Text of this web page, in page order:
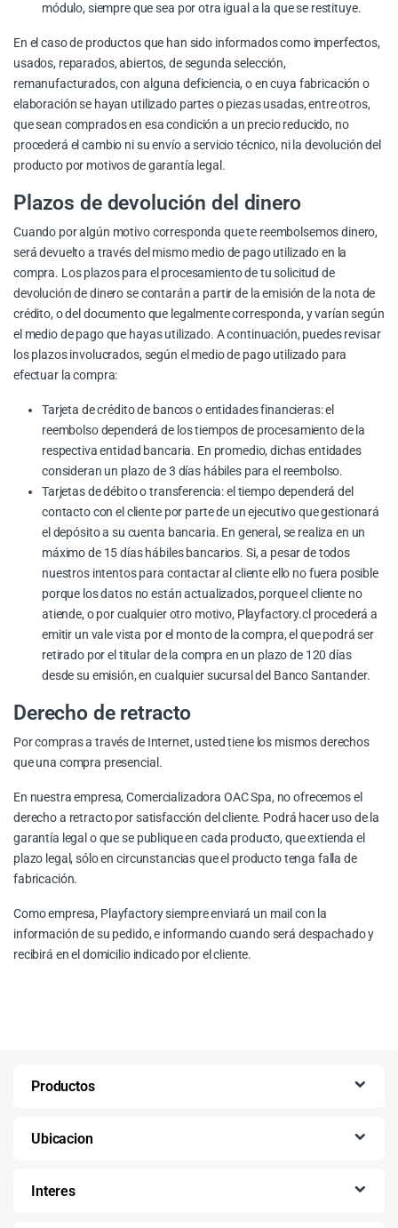
módulo, siempre que sea por otra igual a la que se restituye.
En el caso de productos que han sido informados como imperfectos,
usados, reparados, abiertos, de segunda selección,
remanufacturados, con alguna deficiencia, o en cuya fabricación o
elaboración se hayan utilizado partes o piezas usadas, entre otros,
que sean comprados en esa condición a un precio reducido, no
procederá el cambio ni su envío a servicio técnico, ni la devolución del
producto por motivos de garantía legal.
Plazos de devolución del dinero
Cuando por algún motivo corresponda que te reembolsemos dinero,
será devuelto a través del mismo medio de pago utilizado en la
compra. Los plazos para el procesamiento de tu solicitud de
devolución de dinero se contarán a partir de la emisión de la nota de
crédito, o del documento que legalmente corresponda, y varían según
el medio de pago que hayas utilizado. A continuación, puedes revisar
los plazos involucrados, según el medio de pago utilizado para
efectuar la compra:
Tarjeta de crédito de bancos o entidades financieras: el
reembolso dependerá de los tiempos de procesamiento de la
respectiva entidad bancaria. En promedio, dichas entidades
consideran un plazo de 3 días hábiles para el reembolso.
Tarjetas de débito o transferencia: el tiempo dependerá del
contacto con el cliente por parte de un ejecutivo que gestionará
el depósito a su cuenta bancaria. En general, se realiza en un
máximo de 15 días hábiles bancarios. Si, a pesar de todos
nuestros intentos para contactar al cliente ello no fuera posible
porque los datos no están actualizados, porque el cliente no
atiende, o por cualquier otro motivo, Playfactory.cl procederá a
emitir un vale vista por el monto de la compra, el que podrá ser
retirado por el titular de la compra en un plazo de 120 días
desde su emisión, en cualquier sucursal del Banco Santander.
Derecho de retracto
Por compras a través de Internet, usted tiene los mismos derechos
que una compra presencial.
En nuestra empresa, Comercializadora OAC Spa, no ofrecemos el
derecho a retracto por satisfacción del cliente. Podrá hacer uso de la
garantía legal o que se publique en cada producto, que extienda el
plazo legal, sólo en circunstancias que el producto tenga falla de
fabricación.
Como empresa, Playfactory siempre enviará un mail con la
información de su pedido, e informando cuando será despachado y
recibirá en el domicilio indicado por el cliente.
Productos
Ubicacion
Interes